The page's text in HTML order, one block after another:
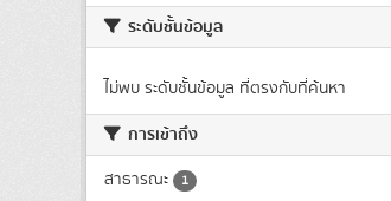
ระดับชั้นข้อมูล
ไม่พบ ระดับชั้นข้อมูล ที่ตรงกับที่ค้นหา
การเข้าถึง
สาธารณะ 1